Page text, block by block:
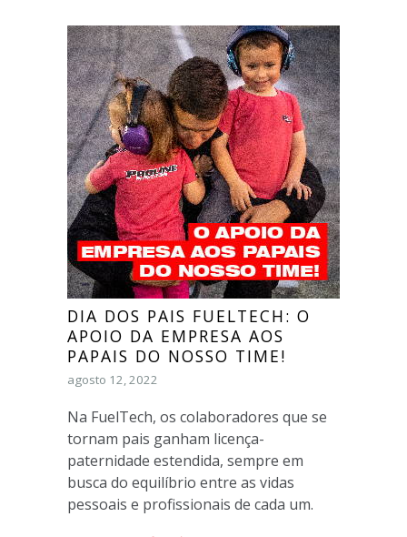
DIA DOS PAIS FUELTECH: O
APOIO DA EMPRESA AOS
PAPAIS DO NOSSO TIME!
agosto 12, 2022
Na FuelTech, os colaboradores que se
tornam pais ganham licença-
paternidade estendida, sempre em
busca do equilíbrio entre as vidas
pessoais e profissionais de cada um.